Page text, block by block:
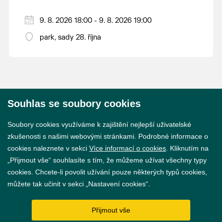
9. 8. 2026 18:00 - 9. 8. 2026 19:00
park, sady 28. října
GDPR
Nastavení cookies
Souhlas se soubory cookies
Soubory cookies využíváme k zajištění nejlepší uživatelské
zkušenosti s našimi webovými stránkami. Podrobné informace o
cookies naleznete v sekci Více informací o cookies . Kliknutím na
„Přijmout vše“ souhlasíte s tím, že můžeme užívat všechny typy
cookies. Chcete-li povolit užívání pouze některých typů cookies,
můžete tak učinit v sekci „Nastavení cookies“.
Přijmout vše